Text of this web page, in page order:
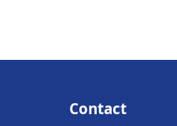
Contact